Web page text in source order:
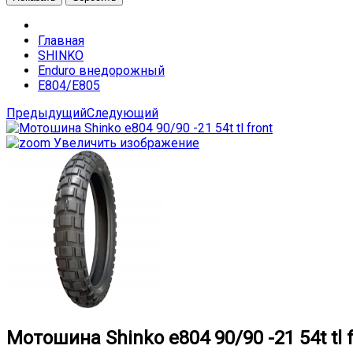
Главная
SHINKO
Enduro внедорожный
E804/E805
ПредыдущийСледующий
Увеличить изображение
Мотошина Shinko e804 90/90 -21 54t tl